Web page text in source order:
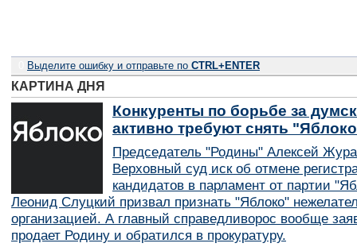
Выделите ошибку и отправьте по CTRL+ENTER
КАРТИНА ДНЯ
Конкуренты по борьбе за
активно требуют снять
Председатель "Родины" Алексей
Верховный суд иск об отмене
кандидатов в парламент от партии
Леонид Слуцкий призвал признать "Яблоко"
организацией. А главный справедливорос вообще
продает Родину и обратился в прокуратуру.